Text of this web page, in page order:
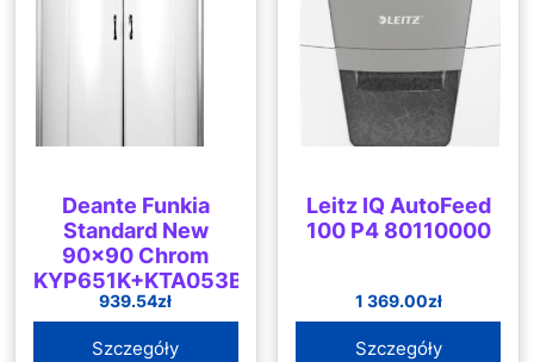
Deante Funkia
Standard New
90×90 Chrom
KYP651K+KTA053B
939.54zł
Szczegóły
Leitz IQ AutoFeed
100 P4 80110000
1 369.00zł
Szczegóły